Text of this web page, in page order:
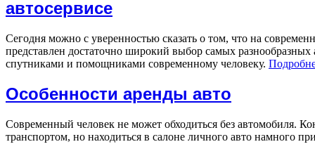
автосервисе
Сегодня можно с уверенностью сказать о том, что на
представлен достаточно широкий выбор самых
спутниками и помощниками современному человеку.
Особенности аренды авто
Современный человек не может обходиться без автомобиля.
транспортом, но находиться в салоне личного авто намного